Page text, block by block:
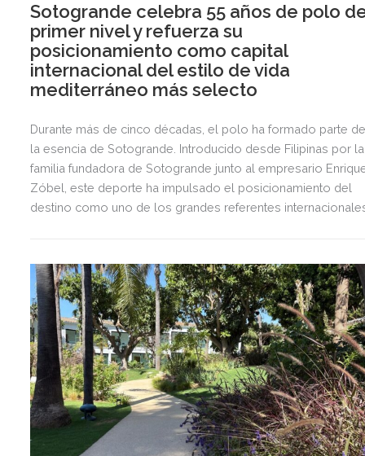
Sotogrande celebra 55 años de polo
primer nivel y refuerza su
posicionamiento como capital
internacional del estilo de vida
mediterráneo más selecto
Durante más de cinco décadas, el polo ha formado parte
la esencia de Sotogrande. Introducido desde Filipinas por la
familia fundadora de Sotogrande junto al empresario
Zóbel, este deporte ha impulsado el posicionamiento del
destino como uno de los grandes referentes
exclusiva agenda social.